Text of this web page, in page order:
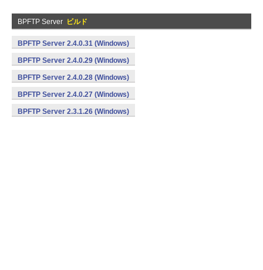
BPFTP Server ビルド
BPFTP Server 2.4.0.31 (Windows)
BPFTP Server 2.4.0.29 (Windows)
BPFTP Server 2.4.0.28 (Windows)
BPFTP Server 2.4.0.27 (Windows)
BPFTP Server 2.3.1.26 (Windows)